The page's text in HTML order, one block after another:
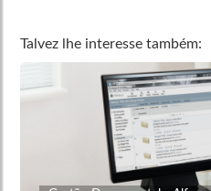
Talvez lhe interesse também: